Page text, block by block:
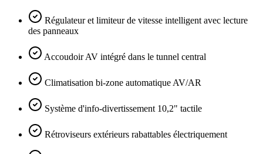
Régulateur et limiteur de vitesse intelligent avec lecture
des panneaux
Accoudoir AV intégré dans le tunnel central
Climatisation bi-zone automatique AV/AR
Système d'info-divertissement 10,2" tactile
Rétroviseurs extérieurs rabattables électriquement